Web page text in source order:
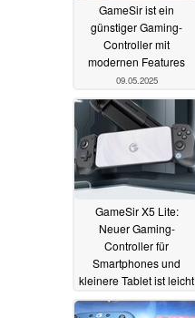
GameSir ist ein
günstiger Gaming-
Controller mit
modernen Features
09.05.2025
GameSir X5 Lite:
Neuer Gaming-
Controller für
Smartphones und
kleinere Tablet ist leicht
und günstig20.01.2025